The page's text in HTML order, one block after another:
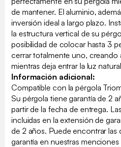
de mantener. El aluminio,
inversión ideal a largo plazo.
la estructura vertical de su
posibilidad de colocar hasta 3
cerrar totalmente uno, creando
mientras deja entrar la luz
Información adicional:
Compatible con la pérgola
Su pérgola tiene garantía de 2
partir de la fecha de entrega.
incluidas en la extensión de
de 2 años. Puede encontrar
garantía en nuestras menciones